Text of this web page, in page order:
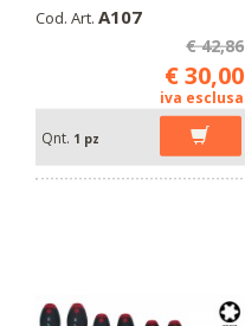
Cod. Art. A107
€ 42,86
€ 30,00
iva esclusa
Qnt. 1 pz